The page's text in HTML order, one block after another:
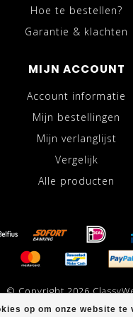
op om onze website te
Hoe te bestellen?
Garantie & klachten
MIJN ACCOUNT
Account informatie
Mijn bestellingen
Mijn verlanglijst
Vergelijk
Alle producten
© Copyright 2026